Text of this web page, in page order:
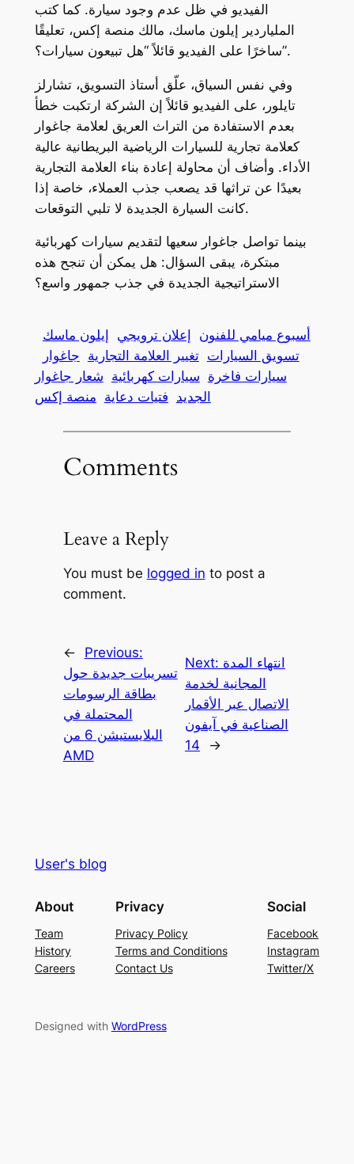
الفيديو في ظل عدم وجود سيارة. كما كتب
الملياردير إيلون ماسك، مالك منصة إكس، تعليقًا
ساخرًا على الفيديو قائلاً “هل تبيعون سيارات؟”.
وفي نفس السياق، علّق أستاذ التسويق، تشارلز
تايلور، على الفيديو قائلاً إن الشركة ارتكبت خطأ
بعدم الاستفادة من التراث العريق لعلامة جاغوار
كعلامة تجارية للسيارات الرياضية البريطانية عالية
الأداء. وأضاف أن محاولة إعادة بناء العلامة التجارية
بعيدًا عن تراثها قد يصعب جذب العملاء، خاصة إذا
كانت السيارة الجديدة لا تلبي التوقعات.
بينما تواصل جاغوار سعيها لتقديم سيارات كهربائية
مبتكرة، يبقى السؤال: هل يمكن أن تنجح هذه
الاستراتيجية الجديدة في جذب جمهور واسع؟
أسبوع ميامي للفنون إعلان ترويجي إيلون ماسك
تسويق السيارات تغيير العلامة التجارية جاغوار
سيارات فاخرة سيارات كهربائية شعار جاغوار
الجديد فتيات دعاية منصة إكس
Comments
Leave a Reply
You must be logged in to post a
comment.
←
Previous:
تسريبات جديدة حول
بطاقة الرسومات
المحتملة في
البلايستيشن 6 من
AMD
Next: انتهاء المدة
المجانية لخدمة
الاتصال عبر الأقمار
الصناعية في آيفون
14
→
User's blog
About
Team
History
Careers
Privacy
Privacy Policy
Terms and Conditions
Contact Us
Social
Facebook
Instagram
Twitter/X
Designed with WordPress